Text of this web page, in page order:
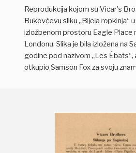
Reprodukcija kojom su Vicar's
Bukovčevu sliku „Bijela ropkinja“
izložbenom prostoru Eagle Place
Londonu. Slika je bila izložena na
godine pod nazivom „Les Ébats“,
otkupio Samson Fox za svoju